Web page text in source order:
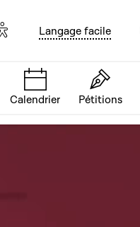
OptionsLangage facile
Calendrier Pétitions